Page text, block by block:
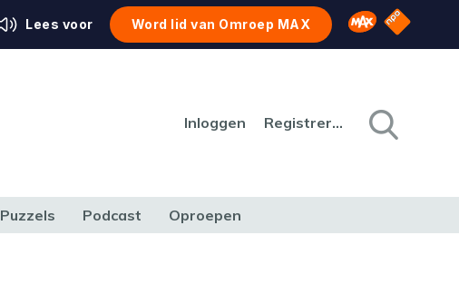
Lees voor Word lid van Omroep MAX Omroep MAX
NPO
Inloggen Registreren
Puzzels Podcast Oproepen